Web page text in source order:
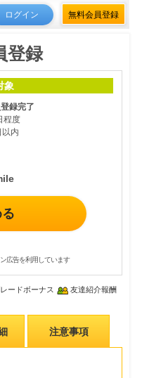
ログイン 無料会員登録
登録
象
録完了
程度
以内
広告を利用しています
ードボーナス 友達紹介報酬
注意事項